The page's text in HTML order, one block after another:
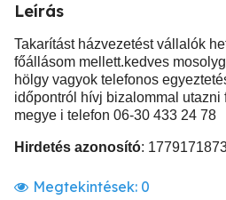
Leírás
Takarítást házvezetést vállalók
főállásom mellett.kedves
hölgy vagyok telefonos
időpontról hívj bizalommal utazni
megye i telefon 06-30 433 24 78
Hirdetés azonosító:
Megtekintések: 0